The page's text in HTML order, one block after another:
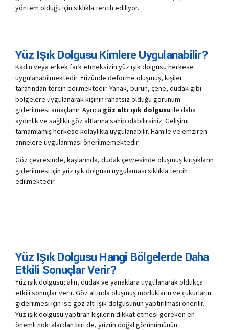
yöntem olduğu için sıklıkla tercih ediliyor.
Yüz Işık Dolgusu Kimlere Uygulanabilir?
Kadın veya erkek fark etmeksizin yüz ışık dolgusu herkese
uygulanabilmektedir. Yüzünde deforme oluşmuş, kişiler
tarafından tercih edilmektedir. Yanak, burun, çene, dudak gibi
bölgelere uygulanarak kişinin rahatsız olduğu görünüm
giderilmesi amaçlanır. Ayrıca göz altı ışık dolgusu ile daha
aydınlık ve sağlıklı göz altlarına sahip olabilirsiniz. Gelişimi
tamamlamış herkese kolaylıkla uygulanabilir. Hamile ve emziren
annelere uygulanması önerilmemektedir.
Göz çevresinde, kaşlarında, dudak çevresinde oluşmuş kırışıkların
giderilmesi için yüz ışık dolgusu uygulaması sıklıkla tercih
edilmektedir.
Yüz Işık Dolgusu Hangi Bölgelerde Daha
Etkili Sonuçlar Verir?
Yüz ışık dolgusu; alın, dudak ve yanaklara uygulanarak oldukça
etkili sonuçlar verir. Göz altında oluşmuş morlukların ve çukurların
giderilmesi için ise göz altı ışık dolgusunun yaptırılması önerilir.
Yüz ışık dolgusu yaptıran kişilerin dikkat etmesi gereken en
önemli noktalardan biri de, yüzün doğal görünümünün